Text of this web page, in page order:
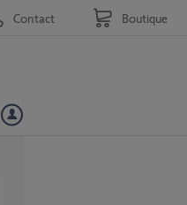
Contact Boutique